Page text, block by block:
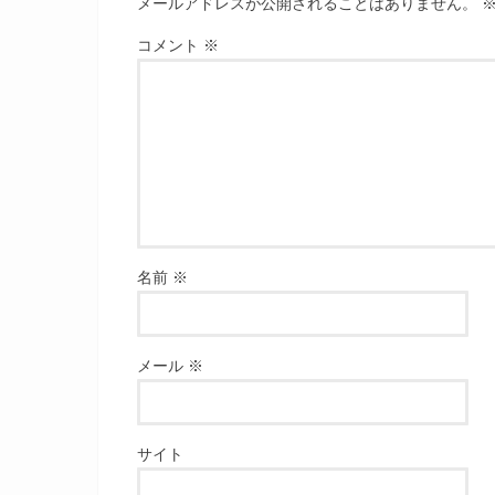
メールアドレスが公開されることはありません。 ※
コメント ※
名前 ※
メール ※
サイト